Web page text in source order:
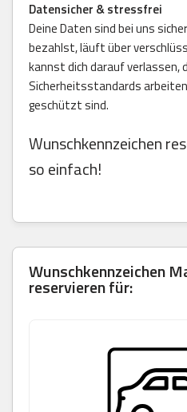
Datensicher & stressfrei
Deine Daten sind bei uns
bezahlst, läuft über
kannst dich darauf verlassen,
Sicherheitsstandards
geschützt sind.
Wunschkennzeichen
so einfach!
Wunschkennzeichen
reservieren für: